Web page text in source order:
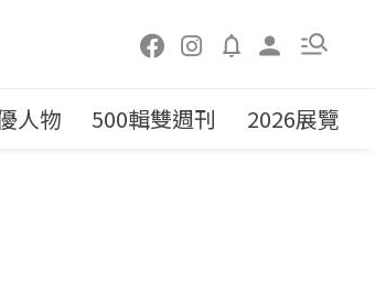
人物 500輯雙週刊 2026展覽